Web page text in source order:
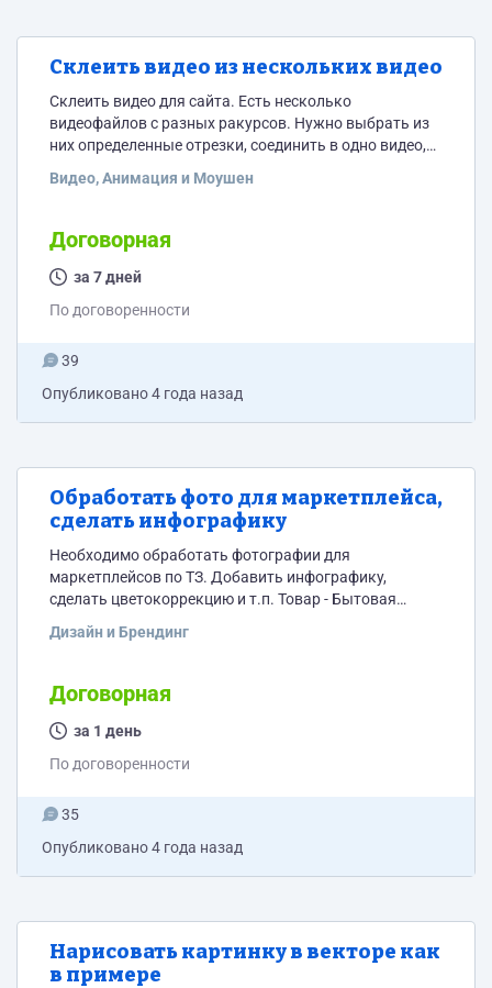
Склеить видео из нескольких видео
Склеить видео для сайта. Есть несколько
видеофайлов с разных ракурсов. Нужно выбрать из
них определенные отрезки, соединить в одно видео,
Должно получиться примерно такое видео:
Длительность итогового видео 1-2 минуты. В отклике
сразу указывайте примерный ценовой диапазон за
работу, ссылки на подобные ваши работы (что-то
Видео, Анимация и Моушен
Договорная
за 7 дней
По договоренности
39
Опубликовано4 года назад
Обработать фото для маркетплейса,
сделать инфографику
Необходимо обработать фотографии для
маркетплейсов по ТЗ. Добавить инфографику,
сделать цветокоррекцию и т.п. Товар - Бытовая
обработке фото для карточек маректплейсов -
дедлайнов - Внимательное изучение ТЗ и следование
ему - Наличие портфолио К откликам, пожалуйста,
прикладывайте свои работы по обработке фото для
Дизайн и Брендинг
Договорная
за 1 день
По договоренности
35
Опубликовано4 года назад
Нарисовать картинку в векторе как
в примере